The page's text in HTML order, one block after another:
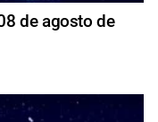
de agosto de